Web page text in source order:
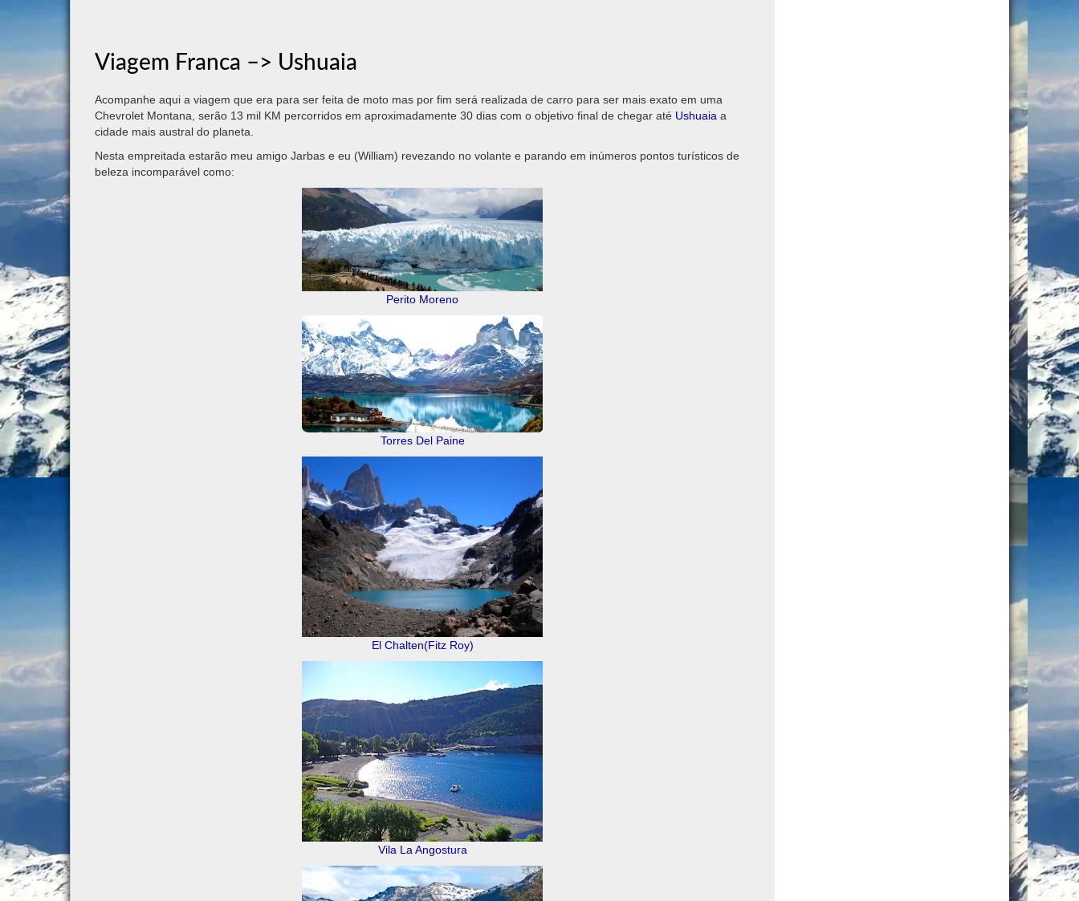
Viagem Franca –> Ushuaia
Acompanhe aqui a viagem que era para ser feita de moto mas por fim será realizada de carro para ser mais exato em uma
Chevrolet Montana, serão 13 mil KM percorridos em aproximadamente 30 dias com o objetivo final de chegar até Ushuaia a
cidade mais austral do planeta.
Nesta empreitada estarão meu amigo Jarbas e eu (William) revezando no volante e parando em inúmeros pontos turísticos de
beleza incomparável como:
Perito Moreno
Torres Del Paine
El Chalten(Fitz Roy)
Vila La Angostura